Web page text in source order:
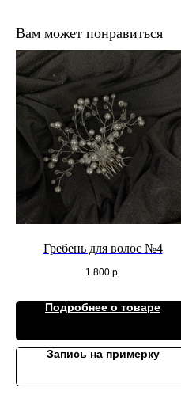
Вам может понравиться
Гребень для волос №4
1 800 р.
Подробнее о товаре
Запись на примерку